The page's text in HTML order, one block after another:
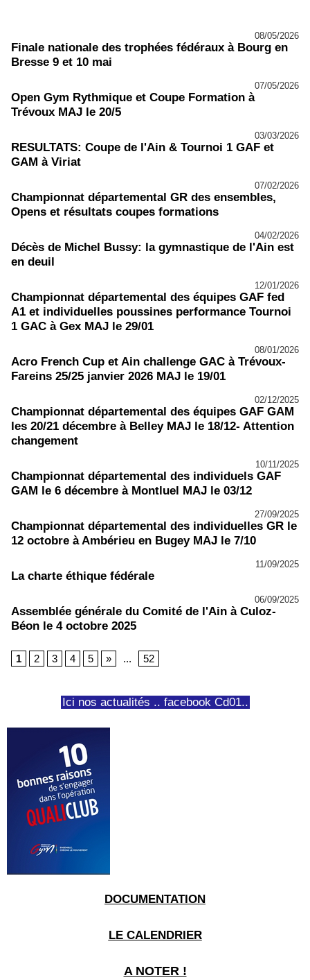
08/05/2026
Finale nationale des trophées fédéraux à Bourg en
Bresse 9 et 10 mai
07/05/2026
Open Gym Rythmique et Coupe Formation à
Trévoux MAJ le 20/5
03/03/2026
RESULTATS: Coupe de l'Ain & Tournoi 1 GAF et
GAM à Viriat
07/02/2026
Championnat départemental GR des ensembles,
Opens et résultats coupes formations
04/02/2026
Décès de Michel Bussy: la gymnastique de l'Ain est
en deuil
12/01/2026
Championnat départemental des équipes GAF fed
A1 et individuelles poussines performance Tournoi
1 GAC à Gex MAJ le 29/01
08/01/2026
Acro French Cup et Ain challenge GAC à Trévoux-
Fareins 25/25 janvier 2026 MAJ le 19/01
02/12/2025
Championnat départemental des équipes GAF GAM
les 20/21 décembre à Belley MAJ le 18/12- Attention
changement
10/11/2025
Championnat départemental des individuels GAF
GAM le 6 décembre à Montluel MAJ le 03/12
27/09/2025
Championnat départemental des individuelles GR le
12 octobre à Ambérieu en Bugey MAJ le 7/10
11/09/2025
La charte éthique fédérale
06/09/2025
Assemblée générale du Comité de l'Ain à Culoz-
Béon le 4 octobre 2025
1 2 3 4 5 » ... 52
Ici nos actualités .. facebook Cd01..
DOCUMENTATION
LE CALENDRIER
A NOTER !